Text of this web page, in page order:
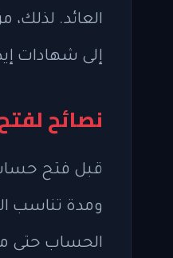
العائد.
إلى شهادات
نصائح
قبل فتح
ومدة تناسب
الحساب حتى